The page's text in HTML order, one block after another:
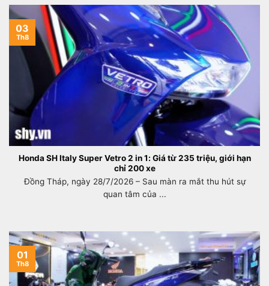
Honda SH Italy Super Vetro 2 in 1: Giá từ 235 triệu, giới hạn
chỉ 200 xe
Đồng Tháp, ngày 28/7/2026 – Sau màn ra mắt thu hút sự
quan tâm của ...
03
Th8
01
Th8